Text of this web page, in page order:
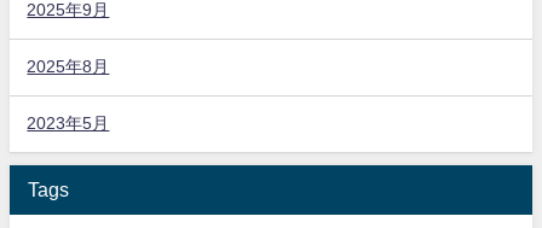
2025年9月
2025年8月
2023年5月
Tags